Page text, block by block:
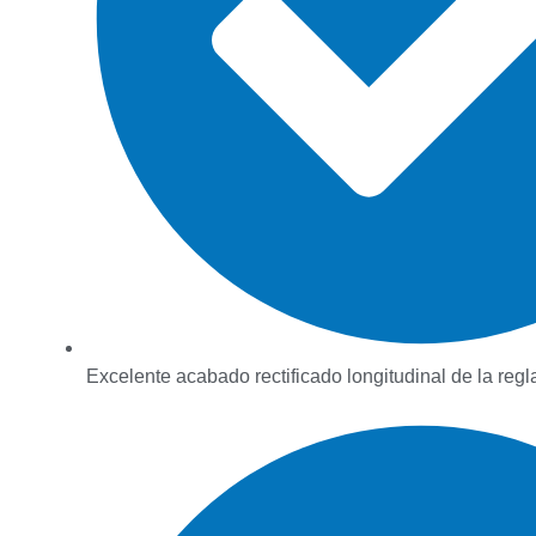
Excelente acabado rectificado longitudinal de la